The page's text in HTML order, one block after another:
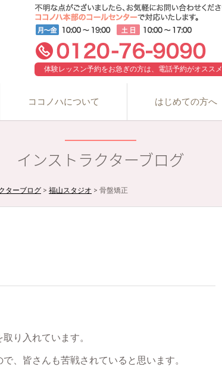
体験レッスン予約をお急ぎの方は、電話予約がオススメ
ココノハについて はじめての方へ
インストラクターブログ
ターブログ > 福山スタジオ > 骨盤矯正
り入れています。
、皆さんも苦戦されていると思います。